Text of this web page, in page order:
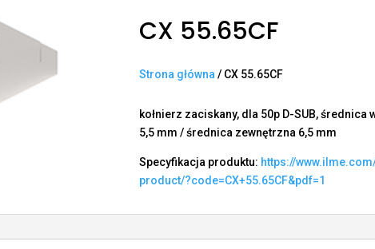
CX 55.65CF
Strona główna / CX 55.65CF
kołnierz zaciskany, dla 50p D-SUB, średnica
5,5 mm / średnica zewnętrzna 6,5 mm
Specyfikacja produktu: https://
product/?code=CX+55.65CF&pdf=1